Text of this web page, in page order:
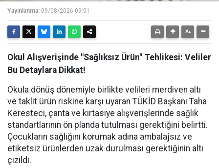
Yayınlanma: 09/08/2026 09:01
Okul Alışverişinde "Sağlıksız Ürün" Tehlikesi: Veliler
Bu Detaylara Dikkat!
Okula dönüş dönemiyle birlikte velileri merdiven altı
ve taklit ürün riskine karşı uyaran TÜKİD Başkanı Taha
Keresteci, çanta ve kırtasiye alışverişlerinde sağlık
standartlarının ön planda tutulması gerektiğini belirtti.
Çocukların sağlığını korumak adına ambalajsız ve
etiketsiz ürünlerden uzak durulması gerektiğinin altı
çizildi.